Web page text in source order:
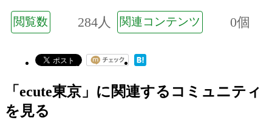
閲覧数 284人 関連コンテンツ 0個
「ecute東京」に関連するコミュニティ
を見る